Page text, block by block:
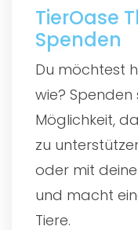
TierOase
Spenden
Du möchtest
wie?
Möglichkeit,
zu
oder mit
und macht
Tiere.